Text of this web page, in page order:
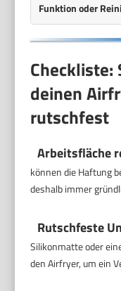
Funktion oder
Checkliste:
deinen
rutschfest
Arbeitsfläche
können die Haftung
deshalb immer
Rutschfeste
Silikonmatte oder
den Airfryer, um ein